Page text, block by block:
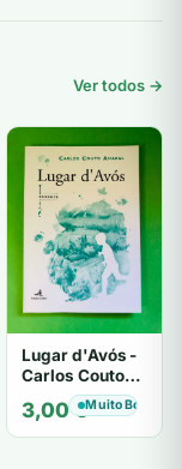
7,00 €.
5,00 €.
Ver todos →
Lugar d'Avós -
Carlos Couto
Amaral
3,00€Muito Bom